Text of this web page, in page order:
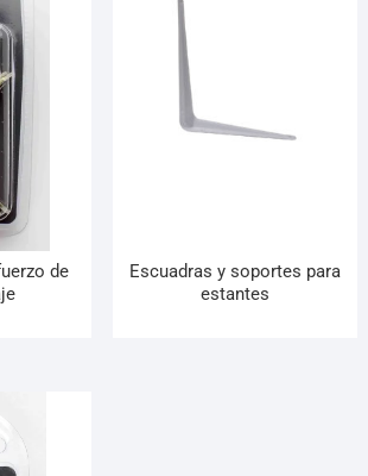
de
Escuadras y soportes para
estantes
virtual de Ferretería El Arroyo.
y te ayudo a encontrarlo,
el nombre exacto